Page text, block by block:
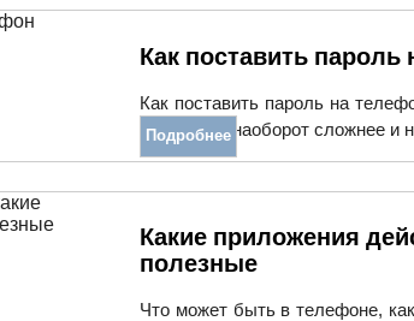
Как поставить
Как поставить пароль на
проще или наоборот сложнее и
Подробнее
Какие приложения
полезные
Что может быть в телефоне,